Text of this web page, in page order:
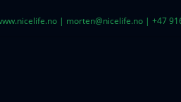
| morten@nicelife.no | +47